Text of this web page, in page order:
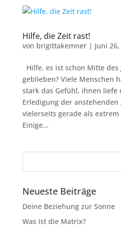
Hilfe, die Zeit rast!
von brigittakemner| Juni
Hilfe, es ist schon Mitte des
geblieben? Viele Menschen
stark das Gefühl, ihnen liefe
Erledigung der
vielerseits gerade als
Einige...
Neueste Beiträge
Deine Beziehung zur Sonne
Was ist die Matrix?